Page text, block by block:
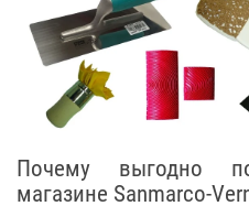
Почему выгодно
магазине Sanmarco-